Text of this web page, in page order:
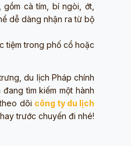
cà tím, bí ngòi, ớt,
dễ dàng nhận ra từ bộ
tiệm trong phố cổ hoặc
du lịch Pháp chính
tìm kiếm một hành
dõi công ty du lịch
trước chuyến đi nhé!